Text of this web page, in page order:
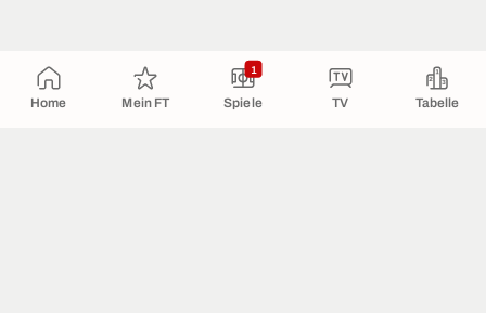
Home Mein FT Spiele
1
TV Tabelle